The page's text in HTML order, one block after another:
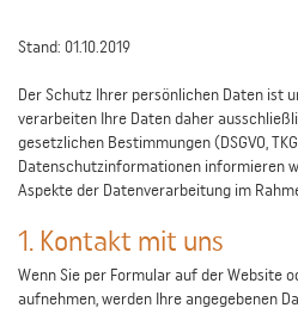
Stand: 01.10.2019
Der Schutz Ihrer persönlichen Daten ist
verarbeiten Ihre Daten daher
gesetzlichen Bestimmungen (DSGVO,
Datenschutzinformationen informieren
Aspekte der Datenverarbeitung im
1. Kontakt mit uns
Wenn Sie per Formular auf der Website
aufnehmen, werden Ihre angegebenen